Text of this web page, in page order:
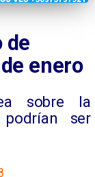
de
enero
sobre la
ser